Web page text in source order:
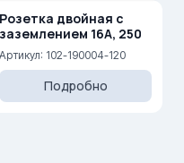
Розетка двойная с
заземлением 16A, 250
Артикул: 102-190004-120
Подробно